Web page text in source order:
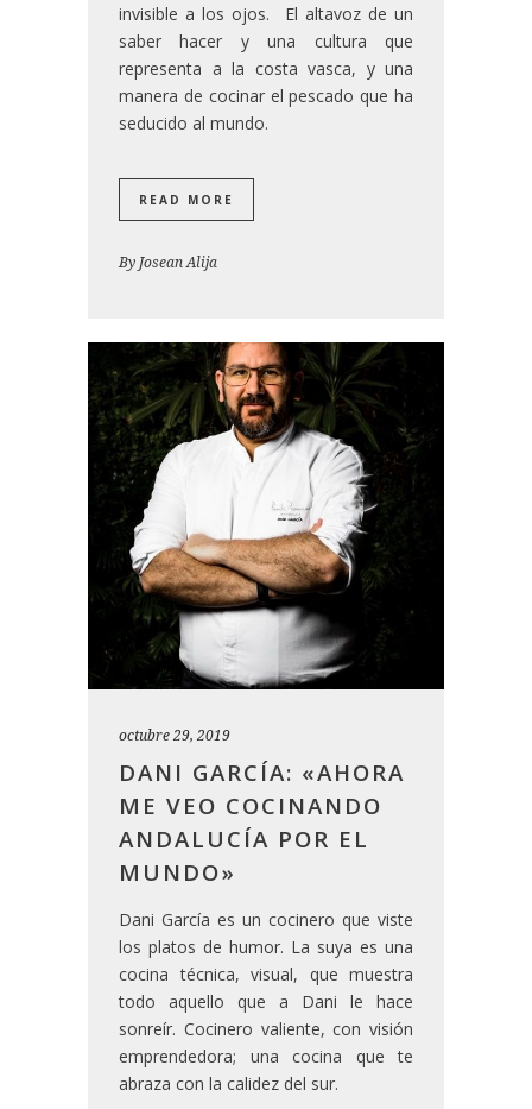
invisible a los ojos. El altavoz de un
saber hacer y una cultura que
representa a la costa vasca, y una
manera de cocinar el pescado que ha
seducido al mundo.
READ MORE
By Josean Alija
octubre 29, 2019
DANI GARCÍA: «AHORA
ME VEO COCINANDO
ANDALUCÍA POR EL
MUNDO»
Dani García es un cocinero que viste
los platos de humor. La suya es una
cocina técnica, visual, que muestra
todo aquello que a Dani le hace
sonreír. Cocinero valiente, con visión
emprendedora; una cocina que te
abraza con la calidez del sur.